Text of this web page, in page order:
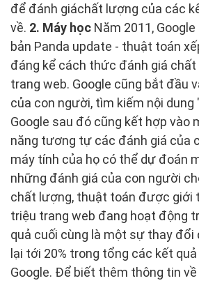
để đánh giáchất lượng của các
về. 2. Máy học Năm 2011,
bản Panda update - thuật toán
đáng kể cách thức đánh giá
trang web. Google cũng bắt đầu
của con người, tìm kiếm nội
Google sau đó cũng kết hợp vào
năng tương tự các đánh giá của
máy tính của họ có thể dự đoán
những đánh giá của con người
chất lượng, thuật toán được giới
triệu trang web đang hoạt động
quả cuối cùng là một sự thay đổi
lại tới 20% trong tổng các kết
Google. Để biết thêm thông tin